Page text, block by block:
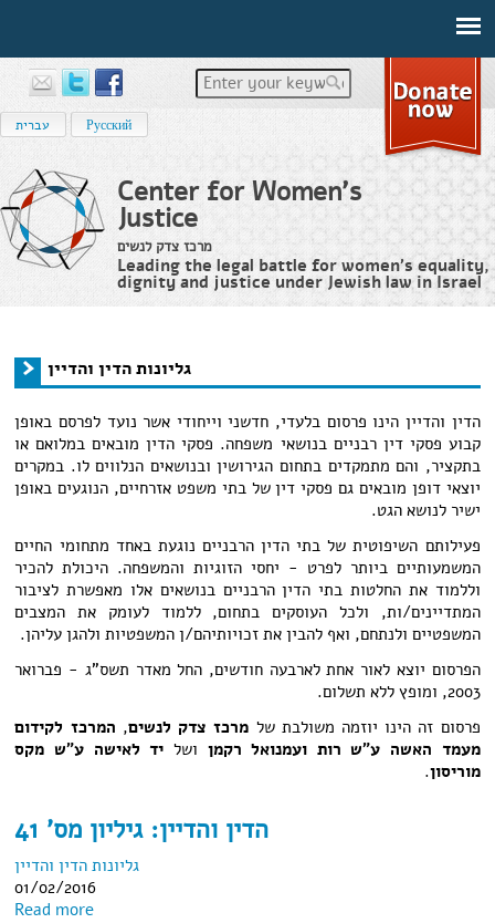
Enter your keywords
עברית Русский
Center for Women's
Justice
מרכז צדק לנשים
Leading the legal battle for women’s equality,
dignity and justice under Jewish law in Israel
You are here
גליונות הדין והדיין
הדין והדיין הינו פרסום בלעדי, חדשני וייחודי אשר נועד לפרסם באופן
קבוע פסקי דין רבניים בנושאי משפחה. פסקי הדין מובאים במלואם או
בתקציר, והם מתמקדים בתחום הגירושין ובנושאים הנלווים לו. במקרים
יוצאי דופן מובאים גם פסקי דין של בתי משפט אזרחיים, הנוגעים באופן
ישיר לנושא הגט.
פעילותם השיפוטית של בתי הדין הרבניים נוגעת באחד מתחומי החיים
המשמעותיים ביותר לפרט - יחסי הזוגיות והמשפחה. היכולת להכיר
וללמוד את החלטות בתי הדין הרבניים בנושאים אלו מאפשרת לציבור
המתדיינים/ות, ולכל העוסקים בתחום, ללמוד לעומק את המצבים
המשפטיים ולנתחם, ואף להבין את זכויותיהם/ן המשפטיות ולהגן עליהן.
הפרסום יוצא לאור אחת לארבעה חודשים, החל מאדר תשס"ג - פברואר
2003, ומופץ ללא תשלום.
פרסום זה הינו יוזמה משולבת של מרכז צדק לנשים, המרכז לקידום
מעמד האשה ע"ש רות ועמנואל רקמן ושל יד לאישה ע"ש מקס
מוריסון.
הדין והדיין: גיליון מס' 41
גליונות הדין והדיין
01/02/2016
Read more